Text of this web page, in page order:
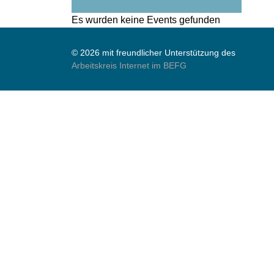
Es wurden keine Events gefunden
© 2026 mit freundlicher Unterstützung des
Arbeitskreis Internet im BEFG